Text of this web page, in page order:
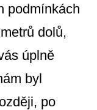
podmínkách
dolů,
úplně
byl
po